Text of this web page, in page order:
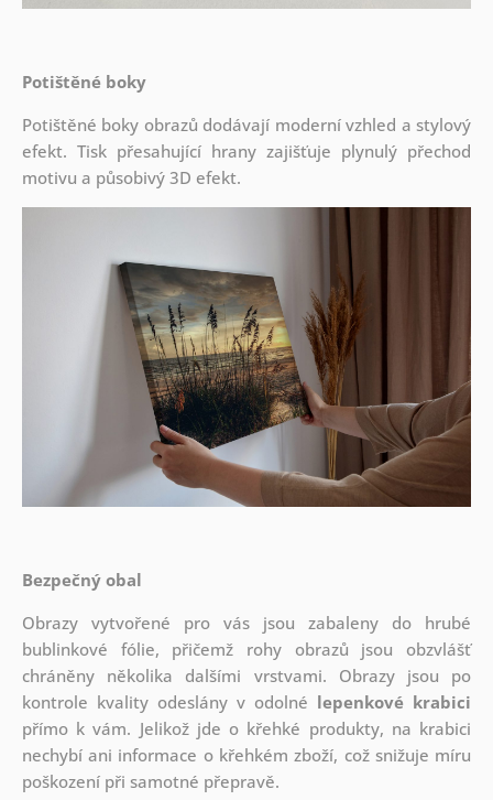
Potištěné boky
Potištěné boky obrazů dodávají moderní vzhled a stylový
efekt. Tisk přesahující hrany zajišťuje plynulý přechod
motivu a působivý 3D efekt.
Bezpečný obal
Obrazy vytvořené pro vás jsou zabaleny do hrubé
bublinkové fólie, přičemž rohy obrazů jsou obzvlášť
chráněny několika dalšími vrstvami. Obrazy jsou po
kontrole kvality odeslány v odolné lepenkové krabici
přímo k vám. Jelikož jde o křehké produkty, na krabici
nechybí ani informace o křehkém zboží, což snižuje míru
poškození při samotné přepravě.